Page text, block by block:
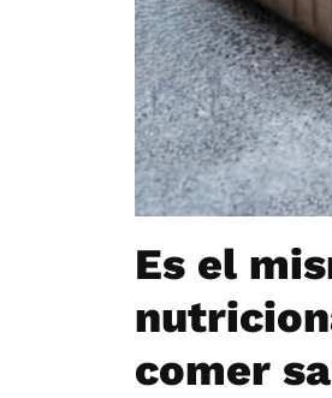
Es el
comer